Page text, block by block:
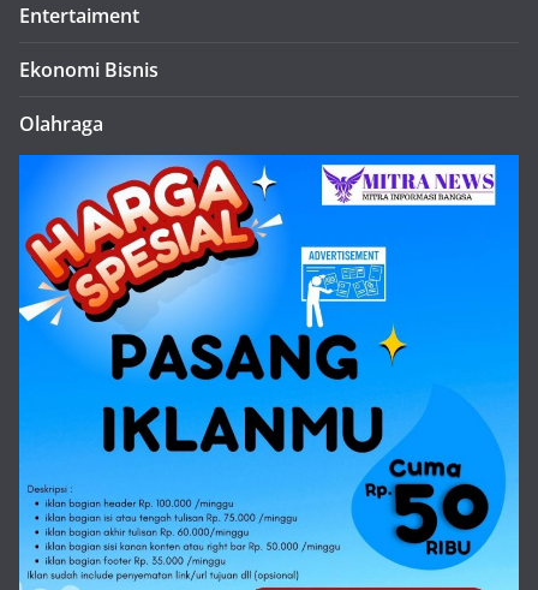
Entertaiment
Ekonomi Bisnis
Olahraga